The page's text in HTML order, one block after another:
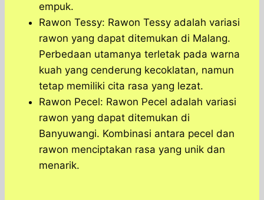
empuk.
Rawon Tessy: Rawon Tessy adalah variasi
rawon yang dapat ditemukan di Malang.
Perbedaan utamanya terletak pada warna
kuah yang cenderung kecoklatan, namun
tetap memiliki cita rasa yang lezat.
Rawon Pecel: Rawon Pecel adalah variasi
rawon yang dapat ditemukan di
Banyuwangi. Kombinasi antara pecel dan
rawon menciptakan rasa yang unik dan
menarik.